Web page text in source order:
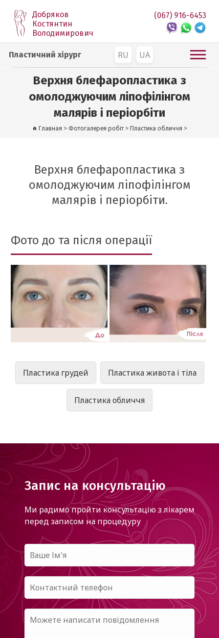
Добряков
Костянтин
Володимирович
RU UA
(067) 916-6453
Пластичний хірург
Верхня блефаропластика з
омолоджуючим ліпофілінгом
малярів і періорбіти
Главная > Фотогалерея робіт >Пластика обличчя >
Верхня блефаропластика з
омолоджуючим ліпофілінгом
малярів і періорбіти.
Фото до та після операції
Пластика грудей Пластика живота і тіла
Пластика обличчя
Запис на консультацію
Ми радимо пройти консультацію з лікарем
перед записом на процедуру